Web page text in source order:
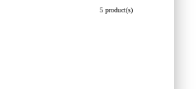
5 product(s)